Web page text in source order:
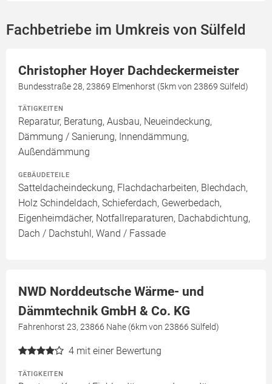
Fachbetriebe im Umkreis von Sülfeld
Christopher Hoyer Dachdeckermeister
Bundesstraße 28, 23869 Elmenhorst (5km von 23869 Sülfeld)
TÄTIGKEITEN
Reparatur, Beratung, Ausbau, Neueindeckung,
Dämmung / Sanierung, Innendämmung,
Außendämmung
GEBÄUDETEILE
Satteldacheindeckung, Flachdacharbeiten, Blechdach,
Holz Schindeldach, Schieferdach, Gewerbedach,
Eigenheimdächer, Notfallreparaturen, Dachabdichtung,
Dach / Dachstuhl, Wand / Fassade
NWD Norddeutsche Wärme- und
Dämmtechnik GmbH & Co. KG
Fahrenhorst 23, 23866 Nahe (6km von 23866 Sülfeld)
4 mit einer Bewertung
TÄTIGKEITEN